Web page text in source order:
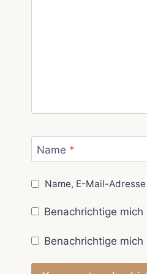
Name *
Name, E-Mail-
Benachrichtige
Benachrichtige